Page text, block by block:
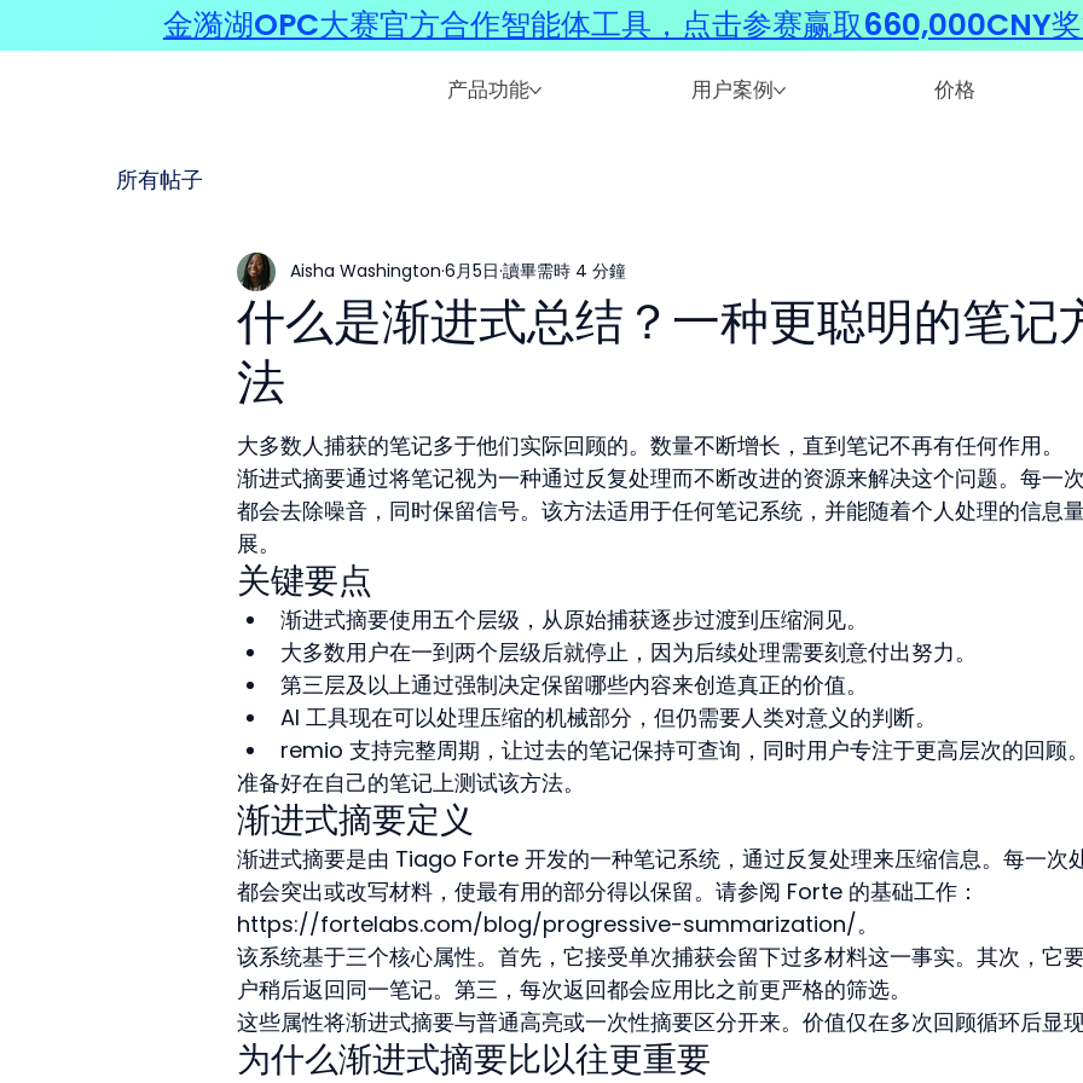
产品功能 用户案例 价格
所有帖子
什么是渐进式总结？一种更聪明的笔记
法
Aisha Washington 6月5日 讀畢需時 4 分鐘
大多数人捕获的笔记多于他们实际回顾的。数量不断增长，直到笔记不再有任何作用。
渐进式摘要通过将笔记视为一种通过反复处理而不断改进的资源来解决这个问题。每一
都会去除噪音，同时保留信号。该方法适用于任何笔记系统，并能随着个人处理的信息
展。
关键要点
渐进式摘要使用五个层级，从原始捕获逐步过渡到压缩洞见。
大多数用户在一到两个层级后就停止，因为后续处理需要刻意付出努力。
第三层及以上通过强制决定保留哪些内容来创造真正的价值。
AI 工具现在可以处理压缩的机械部分，但仍需要人类对意义的判断。
remio 支持完整周期，让过去的笔记保持可查询，同时用户专注于更高层次的回顾。
准备好在自己的笔记上测试该方法。
渐进式摘要定义
渐进式摘要是由 Tiago Forte 开发的一种笔记系统，通过反复处理来压缩信息。每一次
都会突出或改写材料，使最有用的部分得以保留。请参阅 Forte 的基础工作：
https://fortelabs.com/blog/progressive-summarization/。
该系统基于三个核心属性。首先，它接受单次捕获会留下过多材料这一事实。其次，它
户稍后返回同一笔记。第三，每次返回都会应用比之前更严格的筛选。
这些属性将渐进式摘要与普通高亮或一次性摘要区分开来。价值仅在多次回顾循环后显现
为什么渐进式摘要比以往更重要
金漪湖OPC大赛官方合作智能体工具，点击参赛赢取660,000CNY奖